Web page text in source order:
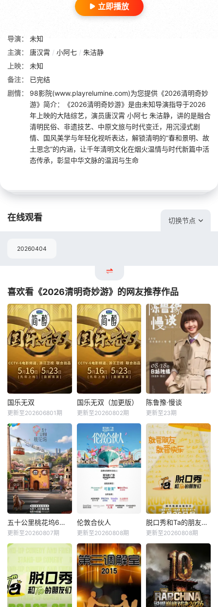
立即播放
导演：
未知
主演：
唐汉霄 / 小阿七 / 朱洁静
上映：
未知
备注：
已完结
剧情：
98影院(www.playrelumine.com)为您提供《2026清明奇妙
游》简介：《2026清明奇妙游》是由未知导演指导于2026
年上映的大陆综艺，演员唐汉霄 小阿七 朱洁静，讲的是融合
清明民俗、非遗技艺、中原文旅与时代变迁，用沉浸式剧
情、国风美学与年轻化视听表达，解锁清明的“春和景明、故
土思念”的内涵，让千年清明文化在烟火温情与时代新篇中活
态传承，彰显中华文脉的温润与生命
在线观看 切换节点
20260404
喜欢看《2026清明奇妙游》的网友推荐作品
国乐无双
成龙
星期六 22点30更1
《国粤无双》是浙
江卫视、中央宣传
部电影卫星频道联
合推出的节目。 &a
mp;nbsp; &amp;nb
sp; &amp;nbsp; &a
mp;nbsp; &amp;nb
sp; &amp;nbsp; &a
mp;nbsp; &amp;nb
国乐无双
更新至202606801期
国乐无双（加更版）
《国粤无双》是浙
江卫视、中央宣传
部电影卫星频道联
合推出的节目。 &a
mp;nbsp; &amp;nb
sp; &amp;nbsp; &a
mp;nbsp; &amp;nb
mp;nbsp; &amp;nb
sp; &amp;nbsp; &a
国乐无双（加更版）
更新至20260802期
陈鲁豫·慢谈
易立竞
星期一 更1鲁豫的
第一档视频播客
《陈鲁豫 · 慢谈》
将于8.18在B站独家
上线。 &amp;nbs
p; &amp;nbsp; &a
mp;nbsp; &amp;nb
sp; &amp;nbsp; &a
mp;nbsp; &amp;nb
sp; &amp;nbsp; &a
陈鲁豫·慢谈
更新至23期
五十公里桃花坞6（加更版)
星期四 18点更1节
目以“城市角落”为
主题，集结15位多
元坞民通过21天的
共同生活与亲手建
五十公里桃花坞6（加更版)
更新至20260807期
伦敦合伙人
李佳琦
&amp;nbsp;《伦敦
合伙人》是由湖南
卫视、芒果TV、小
芒联合出品的青春
合伙人开店创业真
伦敦合伙人
更新至20260808期
脱口秀和Ta的朋友们第三季
周深
第三季集结54组脱
口秀演员，聚集资
深老人和新锐潜力
新人，阵容多元丰
富。本季节目首次
脱口秀和Ta的朋友们第三季
更新至20260808期